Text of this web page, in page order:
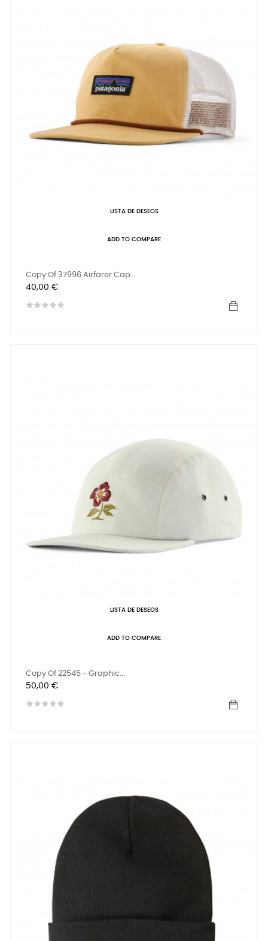
LISTA DE DESEOS
ADD TO COMPARE
Copy Of 37996 Airfarer Cap...
Precio
40,00 €
LISTA DE DESEOS
ADD TO COMPARE
Copy Of 22545 - Graphic...
Precio
50,00 €